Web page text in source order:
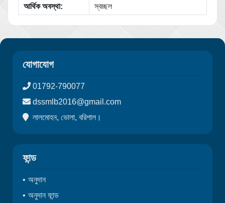
আর্থিক অবস্থা:
স্বচ্ছল
যোগাযোগ
01792-790077
dssmlb2016@gmail.com
লালমোহন, ভোলা, বরিশাল।
ফান্ড
অনুদান
অনুদান ফান্ড